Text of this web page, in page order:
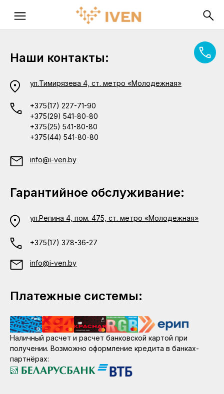
Наши контакты:
ул.Тимирязева 4, ст. метро «Молодежная»
+375(17) 227-71-90
+375(29) 541-80-80
+375(25) 541-80-80
+375(44) 541-80-80
info@i-ven.by
Гарантийное обслуживание:
ул.Репина 4, пом. 475, ст. метро «Молодежная»
+375(17) 378-36-27
info@i-ven.by
Платежные системы:
Наличный расчет и расчет банковской картой при
получении. Возможно оформление кредита в банках-
партнёрах: